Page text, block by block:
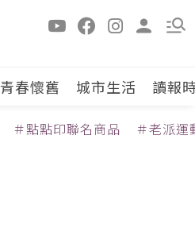
青春懷舊 城市生活 讀報
＃點點印聯名商品 ＃老派運